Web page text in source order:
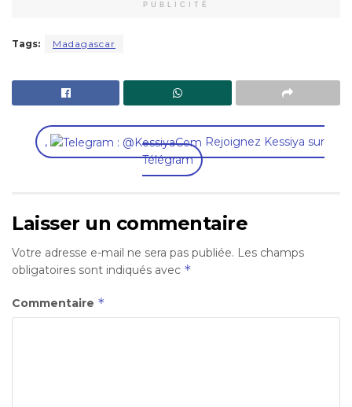
PUBLICITÉ
Tags: Madagascar
,
Rejoignez Kessiya sur
Télégram
Laisser un commentaire
Votre adresse e-mail ne sera pas publiée. Les champs
obligatoires sont indiqués avec *
Commentaire *